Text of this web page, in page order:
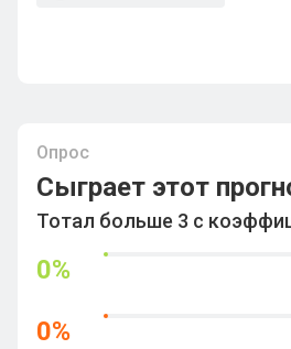
Опрос
Сыграет этот
Тотал больше 3 с
0%
0%